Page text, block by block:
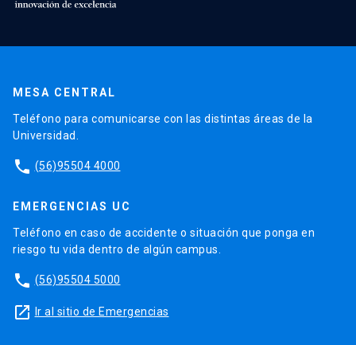
MESA CENTRAL
Teléfono para comunicarse con las distintas áreas de la
Universidad.
phone (56)95504 4000
EMERGENCIAS UC
Teléfono en caso de accidente o situación que ponga en
riesgo tu vida dentro de algún campus.
phone (56)95504 5000
launch Ir al sitio de Emergencias